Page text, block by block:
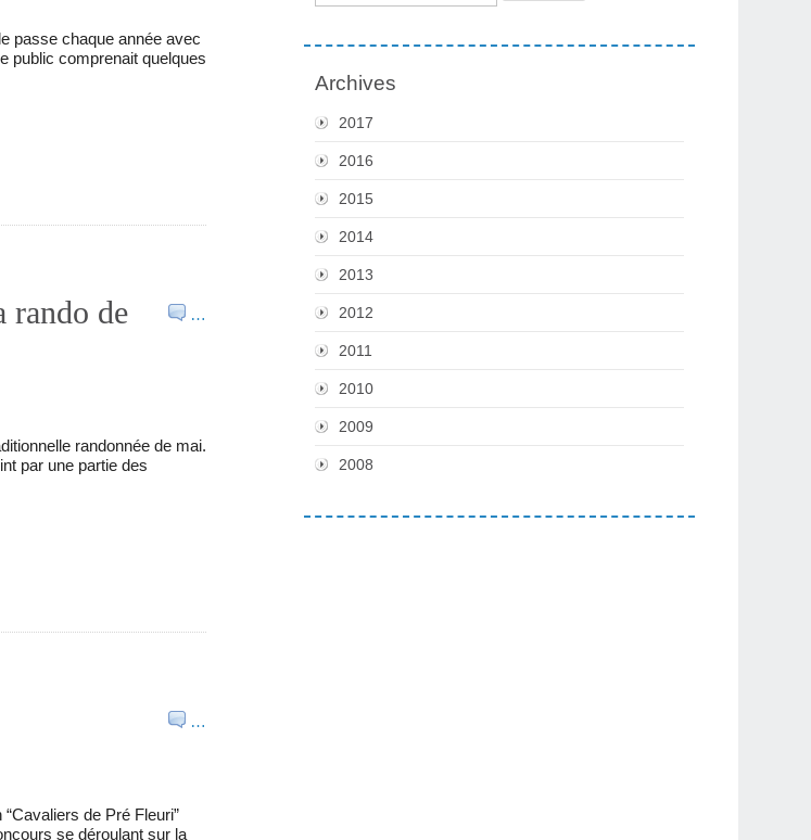
passe chaque année avec
public comprenait quelques
…
rando de
randonnée de mai.
par une partie des
…
de Pré Fleuri”
se déroulant sur la
Archives
2017
2016
2015
2014
2013
2012
2011
2010
2009
2008